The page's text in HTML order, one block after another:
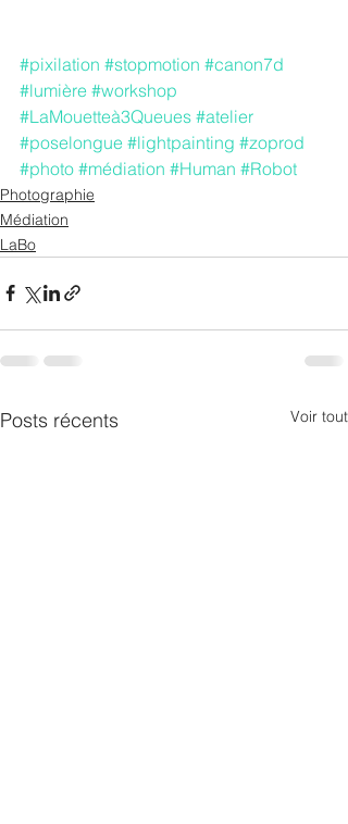
#pixilation #stopmotion #canon7d
#lumière #workshop
#LaMouetteà3Queues #atelier
#poselongue #lightpainting #zoprod
#photo #médiation #Human #Robot
Photographie
Médiation
LaBo
Posts récents Voir tout